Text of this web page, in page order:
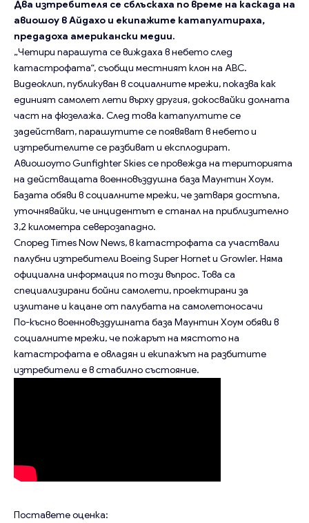
Два изтребителя се сблъскаха по време на каскада на
авиошоу в Айдахо и екипажите катапултираха,
предадоха американски медии.
„Четири парашута се виждаха в небето след
катастрофата“, съобщи местният клон на ABC.
Видеоклип, публикуван в социалните мрежи, показва как
единият самолет лети върху другия, докосвайки долната
част на фюзелажа. След това катапултите се
задействат, парашутите се появяват в небето и
изтребителите се разбиват и експлодират.
Авиошоуто Gunfighter Skies се провежда на територията
на действащата военновъздушна база Маунтин Хоум.
Базата обяви в социалните мрежи, че затваря достъпа,
уточнявайки, че инцидентът е станал на приблизително
3,2 километра северозападно.
Според Times Now News, в катастрофата са участвали
палубни изтребители Boeing Super Hornet и Growler. Няма
официална информация по този въпрос. Това са
специализирани бойни самолети, проектирани за
излитане и кацане от палубата на самолетоносачи
По-късно военновъздушната база Маунтин Хоум обяви в
социалните мрежи, че пожарът на мястото на
катастрофата е овладян и екипажът на разбитите
изтребители е в стабилно състояние.
Поставете оценка: